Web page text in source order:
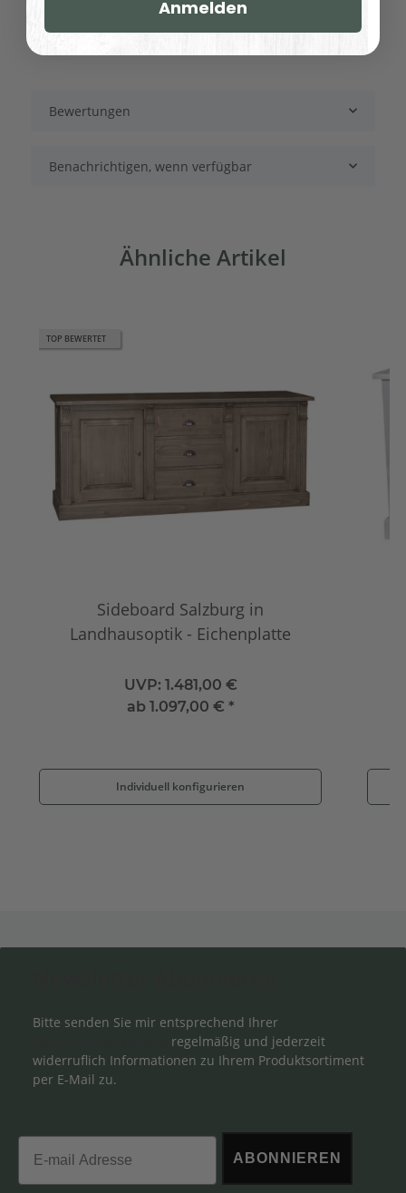
Bewertungen
Benachrichtigen, wenn verfügbar
Ähnliche Artikel
TOP BEWERTET
Sideboard Salzburg in
Landhausoptik - Eichenplatte
UVP: 1.481,00 €
ab 1.097,00 € *
Individuell konfigurieren
Bitte senden Sie mir entsprechend Ihrer
regelmäßig und jederzeit
widerruflich Informationen zu Ihrem Produktsortiment
per E-Mail zu.
Email
ABONNIEREN
Anmelden